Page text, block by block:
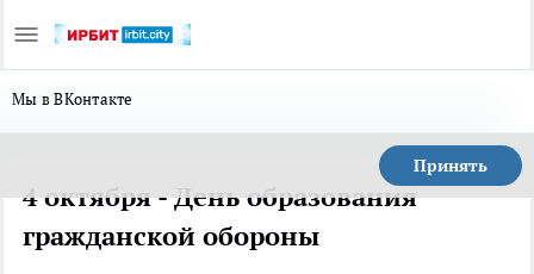
Мы в ВКонтакте
Принять
4 октября - День образования
гражданской обороны